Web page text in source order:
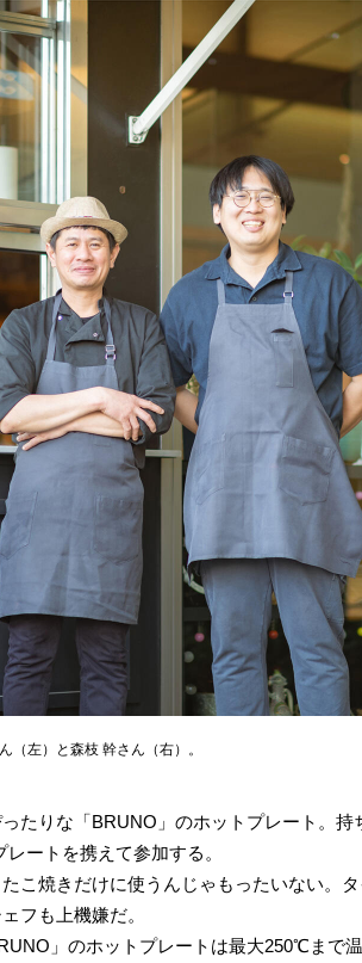
（左）と森枝 幹さん（右）。
たりな「BRUNO」のホットプレート。
ートを携えて参加する。
こ焼きだけに使うんじゃもったいない。
フも上機嫌だ。
」のホットプレートは最大250℃まで